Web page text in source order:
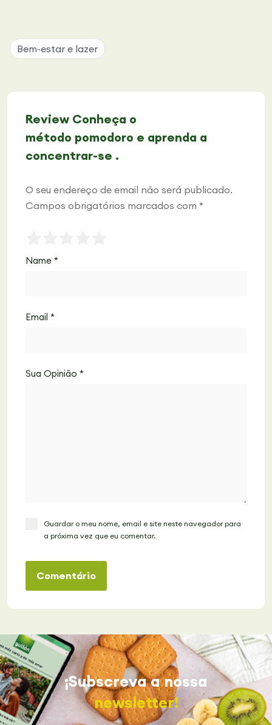
Bem-estar e lazer
Review Conheça o
método pomodoro e aprenda a
concentrar-se .
O seu endereço de email não será publicado.
Campos obrigatórios marcados com *
Name *
Email *
Sua Opinião *
Guardar o meu nome, email e site neste navegador para
a próxima vez que eu comentar.
Comentário
¡Subscreva a nossa
newsletter!